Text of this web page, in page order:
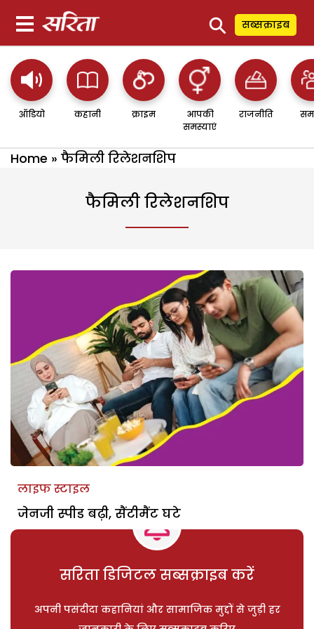
⚲ सब्सक्राइब
ऑडियो कहानी क्राइम
आपकी
समस्याएं
राजनीति
Home » फैमिली रिलेशनशिप
फैमिली रिलेशनशिप
लाइफ स्टाइल
जेनजी स्पीड बढ़ी, सैंटीमैंट घटे
सरिता डिजिटल सब्सक्राइब करें
अपनी पसंदीदा कहानियां और सामाजिक मुद्दों से जुड़ी हर